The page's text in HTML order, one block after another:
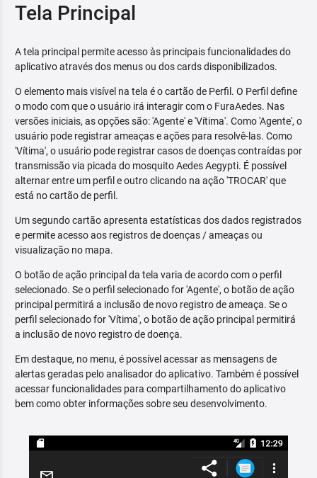
Tela Principal
A tela principal permite acesso às principais funcionalidades do
aplicativo através dos menus ou dos cards disponibilizados.
O elemento mais visível na tela é o cartão de Perfil. O Perfil define
o modo com que o usuário irá interagir com o FuraAedes. Nas
versões iniciais, as opções são: 'Agente' e 'Vítima'. Como 'Agente', o
usuário pode registrar ameaças e ações para resolvê-las. Como
'Vítima', o usuário pode registrar casos de doenças contraídas por
transmissão via picada do mosquito Aedes Aegypti. É possível
alternar entre um perfil e outro clicando na ação 'TROCAR' que
está no cartão de perfil.
Um segundo cartão apresenta estatísticas dos dados registrados
e permite acesso aos registros de doenças / ameaças ou
visualização no mapa.
O botão de ação principal da tela varia de acordo com o perfil
selecionado. Se o perfil selecionado for 'Agente', o botão de ação
principal permitirá a inclusão de novo registro de ameaça. Se o
perfil selecionado for 'Vítima', o botão de ação principal permitirá
a inclusão de novo registro de doença.
Em destaque, no menu, é possível acessar as mensagens de
alertas geradas pelo analisador do aplicativo. Também é possível
acessar funcionalidades para compartilhamento do aplicativo
bem como obter informações sobre seu desenvolvimento.